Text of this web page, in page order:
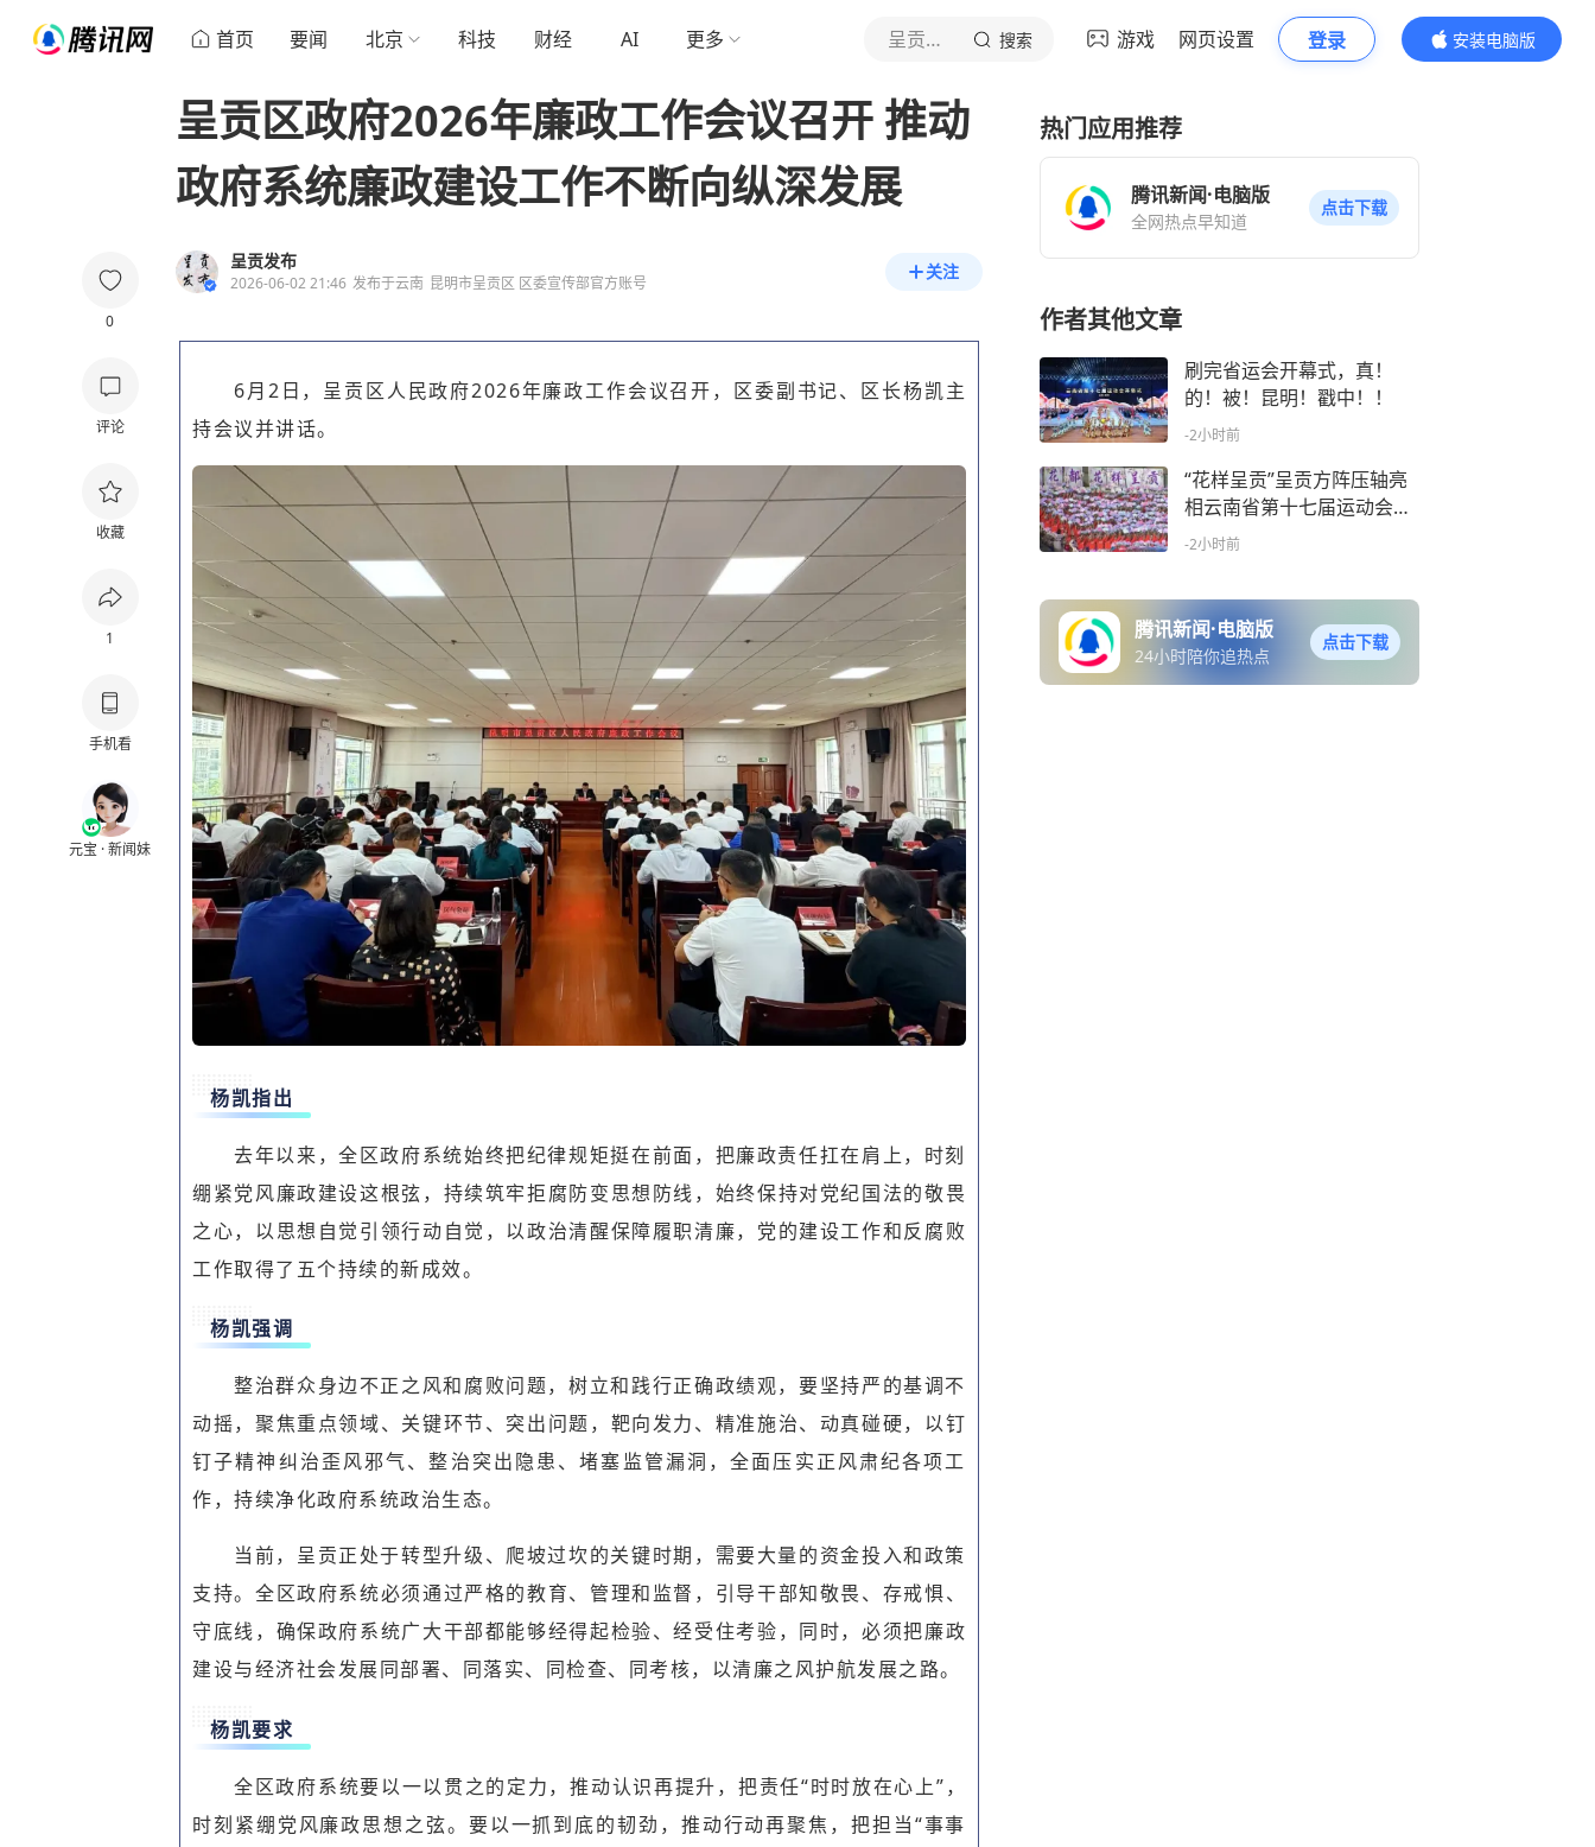
首页 要闻 北京 科技 财经 AI 更多 呈贡发布 搜索 游戏 网页设置 登录
安装电脑版
内容更精彩
0
评论
收藏
1
手机看
元宝 · 新闻妹
呈贡区政府2026年廉政工作会议召开 推动
政府系统廉政建设工作不断向纵深发展
呈贡发布
2026-06-02 21:46 发布于云南 昆明市呈贡区 区委宣传部官方账号
关注
6月2日，呈贡区人民政府2026年廉政工作会议召开，区委副书记、区长杨凯主
持会议并讲话。
杨凯指出
去年以来，全区政府系统始终把纪律规矩挺在前面，把廉政责任扛在肩上，时刻
绷紧党风廉政建设这根弦，持续筑牢拒腐防变思想防线，始终保持对党纪国法的敬畏
之心，以思想自觉引领行动自觉，以政治清醒保障履职清廉，党的建设工作和反腐败
工作取得了五个持续的新成效。
杨凯强调
整治群众身边不正之风和腐败问题，树立和践行正确政绩观，要坚持严的基调不
动摇，聚焦重点领域、关键环节、突出问题，靶向发力、精准施治、动真碰硬，以钉
钉子精神纠治歪风邪气、整治突出隐患、堵塞监管漏洞，全面压实正风肃纪各项工
作，持续净化政府系统政治生态。
当前，呈贡正处于转型升级、爬坡过坎的关键时期，需要大量的资金投入和政策
支持。全区政府系统必须通过严格的教育、管理和监督，引导干部知敬畏、存戒惧、
守底线，确保政府系统广大干部都能够经得起检验、经受住考验，同时，必须把廉政
建设与经济社会发展同部署、同落实、同检查、同考核，以清廉之风护航发展之路。
杨凯要求
全区政府系统要以一以贯之的定力，推动认识再提升，把责任“时时放在心上”，
时刻紧绷党风廉政思想之弦。要以一抓到底的韧劲，推动行动再聚焦，把担当“事事
热门应用推荐
腾讯新闻·电脑版
全网热点早知道
点击下载
作者其他文章
刷完省运会开幕式，真！
的！被！昆明！戳中！！
-2小时前
“花样呈贡”呈贡方阵压轴亮
相云南省第十七届运动会开
幕式
-2小时前
腾讯新闻·电脑版
24小时陪你追热点
点击下载